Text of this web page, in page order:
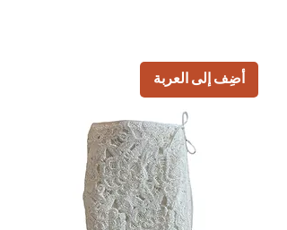
أضِف إلى العربة